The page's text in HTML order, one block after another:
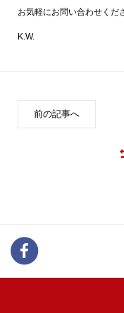
お気軽にお問い合わせくだ
K.W.
前の記事へ